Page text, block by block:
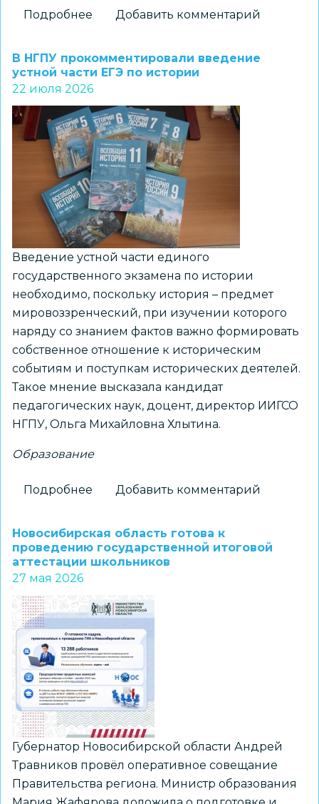
Подробнее
Новосибирска
сможет
продолжить
обучение
в
10-
м
классе
Добавить комментарий
В НГПУ прокомментировали введение
устной части ЕГЭ по истории
22 июля 2026
Введение устной части единого
государственного экзамена по истории
необходимо, поскольку история – предмет
мировоззренческий, при изучении которого
наряду со знанием фактов важно формировать
собственное отношение к историческим
событиям и поступкам исторических деятелей.
Такое мнение высказала кандидат
педагогических наук, доцент, директор ИИГСО
НГПУ, Ольга Михайловна Хлытина.
Образование
Подробнее
НГПУ
прокомментировали
введение
части
ЕГЭ
по
истории
Добавить комментарий
Новосибирская область готова к
проведению государственной итоговой
аттестации школьников
27 мая 2026
Губернатор Новосибирской области Андрей
Травников провёл оперативное совещание
Правительства региона. Министр образования